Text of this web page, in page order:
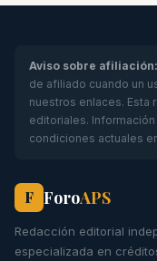
Aviso sobre afiliación:
de afiliado cuando un
nuestros enlaces. Esta
editoriales.
condiciones actuales
F ForoAPS
Redacción editorial
especializada en